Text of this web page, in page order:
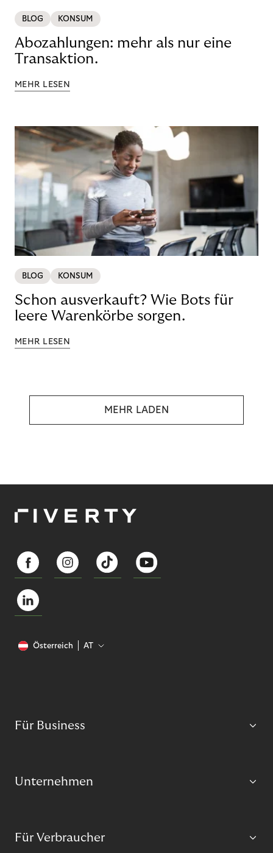
BLOG KONSUM
Abozahlungen: mehr als nur eine
Transaktion.
MEHR LESEN
BLOG KONSUM
Schon ausverkauft? Wie Bots für
leere Warenkörbe sorgen.
MEHR LESEN
MEHR LADEN
Österreich AT
Für Business
Unternehmen
Für Verbraucher